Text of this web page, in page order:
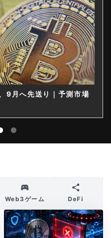
9月へ先送り｜予測市場
Web3ゲーム DeFi